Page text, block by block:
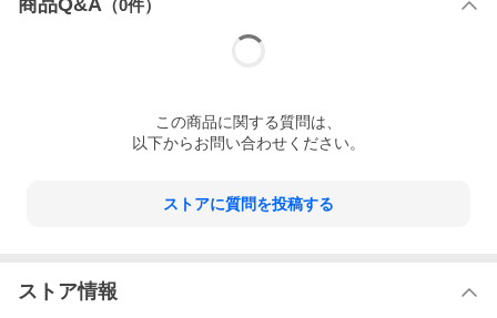
商品Q&A （0件）
この商品に関する質問は、
以下からお問い合わせください。
ストアに質問を投稿する
ストア情報